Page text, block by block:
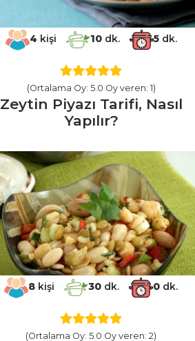
4 kişi 10dk. 5dk.
(Ortalama Oy: 5.0 Oy veren: 1)
Zeytin Piyazı Tarifi, Nasıl
Yapılır?
8 kişi 30 dk. 0 dk.
(Ortalama Oy: 5.0 Oy veren: 2)